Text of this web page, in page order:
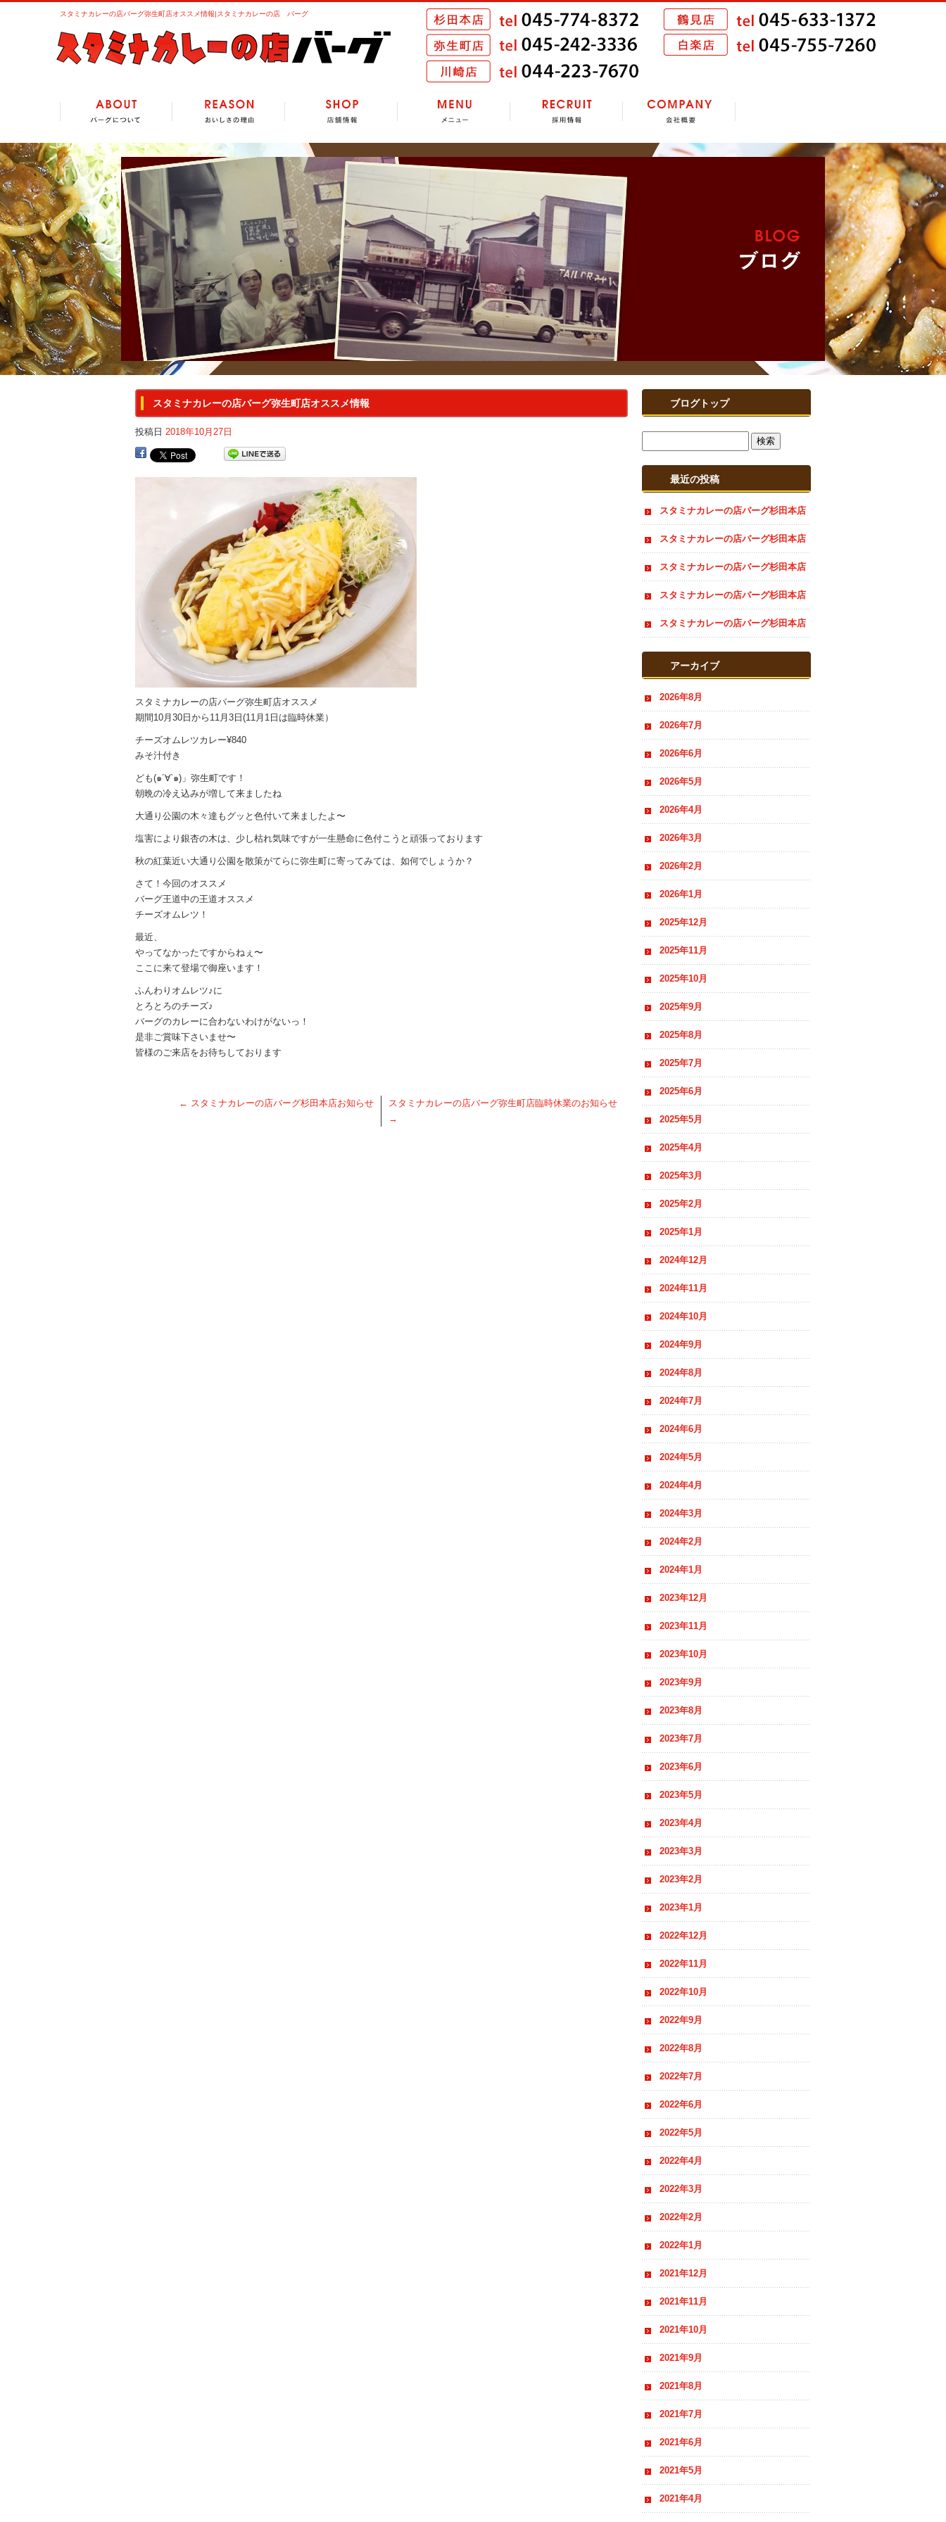
スタミナカレーの店バーグ弥生町店オススメ情報|スタミナカレーの店 バーグ
スタミナカレーの店バーグ弥生町店オススメ情報
投稿日 2018年10月27日
スタミナカレーの店バーグ弥生町店オススメ
期間10月30日から11月3日(11月1日は臨時休業）
チーズオムレツカレー¥840
みそ汁付き
ども(๑´∀`๑)」弥生町です！
朝晩の冷え込みが増して来ましたね
大通り公園の木々達もグッと色付いて来ましたよ〜
塩害により銀杏の木は、少し枯れ気味ですが一生懸命に色付こうと頑張っております
秋の紅葉近い大通り公園を散策がてらに弥生町に寄ってみては、如何でしょうか？
さて！今回のオススメ
バーグ王道中の王道オススメ
チーズオムレツ！
最近、
やってなかったですからねぇ〜
ここに来て登場で御座います！
ふんわりオムレツ♪に
とろとろのチーズ♪
バーグのカレーに合わないわけがないっ！
是非ご賞味下さいませ〜
皆様のご来店をお待ちしております
← スタミナカレーの店バーグ杉田本店お知らせ
スタミナカレーの店バーグ弥生町店臨時休業のお知らせ
→
ブログトップ
最近の投稿
スタミナカレーの店バーグ杉田本店
夏季休業のお知らせ
スタミナカレーの店バーグ杉田本店
おすすめ情報
スタミナカレーの店バーグ杉田本店
おすすめ情報
スタミナカレーの店バーグ杉田本店
夏季休業のお知らせ
スタミナカレーの店バーグ杉田本店
おすすめ情報
アーカイブ
2026年8月
2026年7月
2026年6月
2026年5月
2026年4月
2026年3月
2026年2月
2026年1月
2025年12月
2025年11月
2025年10月
2025年9月
2025年8月
2025年7月
2025年6月
2025年5月
2025年4月
2025年3月
2025年2月
2025年1月
2024年12月
2024年11月
2024年10月
2024年9月
2024年8月
2024年7月
2024年6月
2024年5月
2024年4月
2024年3月
2024年2月
2024年1月
2023年12月
2023年11月
2023年10月
2023年9月
2023年8月
2023年7月
2023年6月
2023年5月
2023年4月
2023年3月
2023年2月
2023年1月
2022年12月
2022年11月
2022年10月
2022年9月
2022年8月
2022年7月
2022年6月
2022年5月
2022年4月
2022年3月
2022年2月
2022年1月
2021年12月
2021年11月
2021年10月
2021年9月
2021年8月
2021年7月
2021年6月
2021年5月
2021年4月